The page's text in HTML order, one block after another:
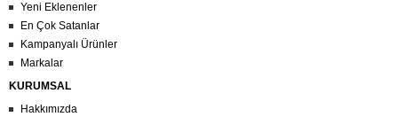
Yeni Eklenenler
En Çok Satanlar
Kampanyalı Ürünler
Markalar
KURUMSAL
Hakkımızda